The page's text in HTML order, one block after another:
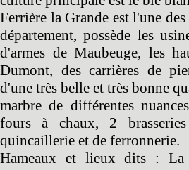
Ferrière la Grande est l'une
département, possède les
d'armes de Maubeuge, les
Dumont, des carrières de
d'une très belle et très bonne
marbre de différentes
fours à chaux, 2
quincaillerie et de ferronnerie.
Hameaux et lieux dits : La